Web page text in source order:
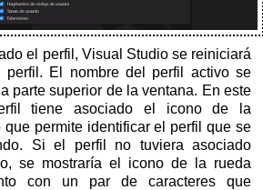
el perfil, Visual Studio se reiniciará
perfil. El nombre del perfil activo se
parte superior de la ventana. En este
tiene asociado el icono de la
que permite identificar el perfil que se
Si el perfil no tuviera asociado
se mostraría el icono de la rueda
con un par de caracteres que